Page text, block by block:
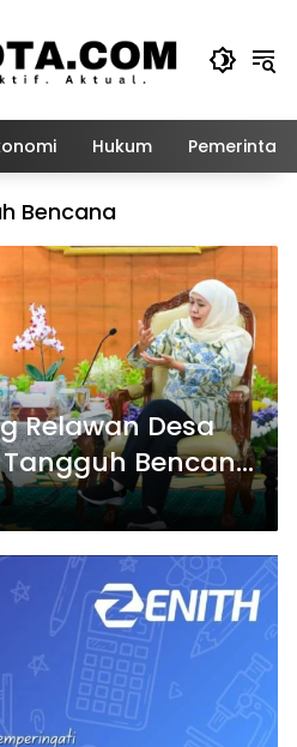
Hukum
Bencana
Relawan Desa
Bencana
SIAGA